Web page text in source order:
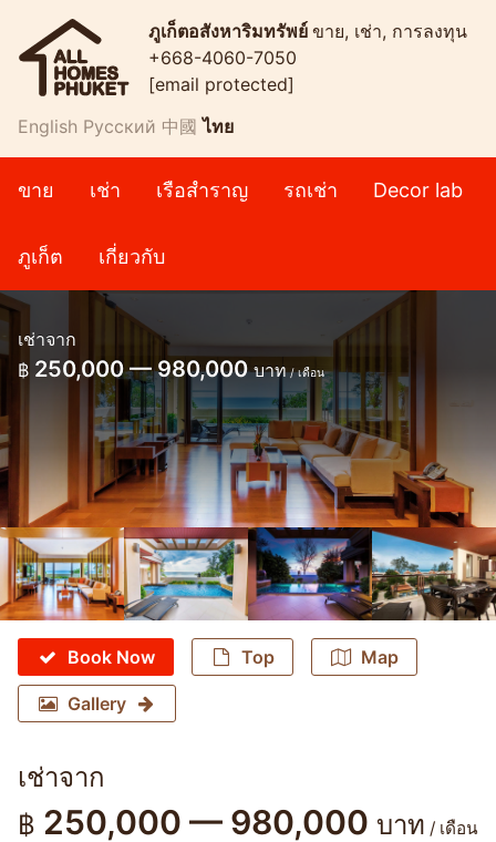
ภูเก็ตอสังหาริมทรัพย์ ขาย, เช่า, การลงทุน
+668-4060-7050
[email protected]
English Русский 中國 ไทย
ขาย เช่า เรือสำราญ รถเช่า Decor lab
ภูเก็ต เกี่ยวกับ
เช่าจาก
฿ 250,000 — 980,000บาท/ เดือน
Book Now Top Map
Gallery
เช่าจาก
฿ 250,000 — 980,000 บาท / เดือน